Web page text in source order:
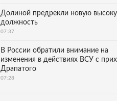
Долиной предрекли новую
должность
07:37
В России обратили внимание на
изменения в действиях ВСУ с
Драпатого
07:28